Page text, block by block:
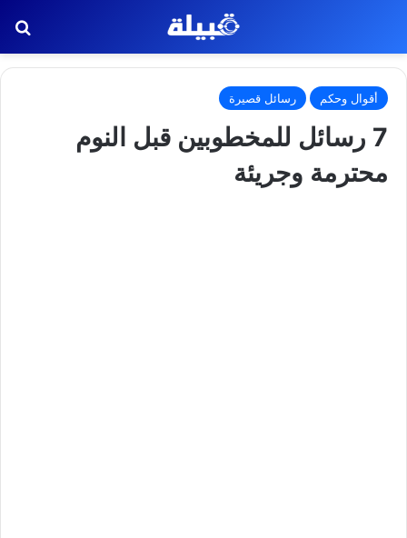
أقوال وحكم رسائل قصيرة
7 رسائل للمخطوبين قبل النوم
محترمة وجريئة